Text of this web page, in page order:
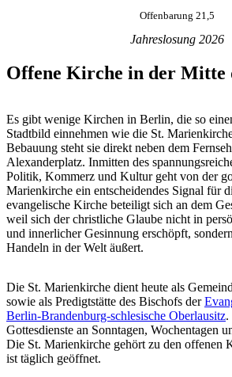
Offenbarung 21,5
Jahreslosung 2026
Offene Kirche in der Mitte
Es gibt wenige Kirchen in Berlin, die so
Stadtbild einnehmen wie die St.
Bebauung steht sie direkt neben dem
Alexanderplatz. Inmitten des
Politik, Kommerz und Kultur geht von der
Marienkirche ein entscheidendes Signal für
evangelische Kirche beteiligt sich an dem
weil sich der christliche Glaube nicht in
und innerlicher Gesinnung erschöpft,
Handeln in der Welt äußert.
Die St. Marienkirche dient heute als
sowie als Predigtstätte des Bischofs der
Berlin-Brandenburg-schlesische Oberlausitz.
Gottesdienste an Sonntagen, Wochentagen
Die St. Marienkirche gehört zu den offenen
ist täglich geöffnet.